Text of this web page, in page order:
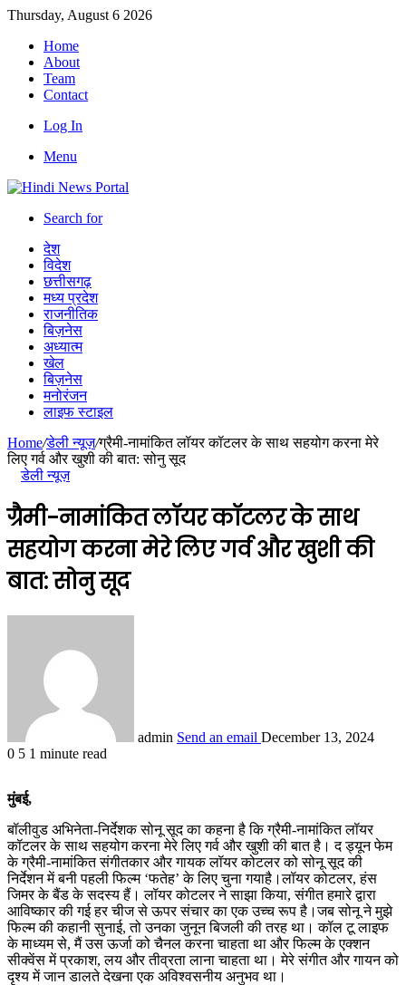
Thursday, August 6 2026
Home
About
Team
Contact
Log In
Menu
Search for
देश
विदेश
छत्तीसगढ़
मध्य प्रदेश
राजनीतिक
बिज़नेस
अध्यात्म
खेल
बिज़नेस
मनोरंजन
लाइफ स्टाइल
Home/डेली न्यूज़/ग्रैमी-नामांकित लॉयर कॉटलर के साथ सहयोग करना मेरे
लिए गर्व और खुशी की बात: सोनु सूद
डेली न्यूज़
ग्रैमी-नामांकित लॉयर कॉटलर के साथ
सहयोग करना मेरे लिए गर्व और खुशी की
बात: सोनु सूद
admin Send an email December 13, 2024
0 5 1 minute read
मुंबई,
बॉलीवुड अभिनेता-निर्देशक सोनू सूद का कहना है कि ग्रैमी-नामांकित लॉयर
कॉटलर के साथ सहयोग करना मेरे लिए गर्व और खुशी की बात है। द ड्यून फेम
के ग्रैमी-नामांकित संगीतकार और गायक लॉयर कोटलर को सोनू सूद की
निर्देशन में बनी पहली फिल्म ‘फतेह’ के लिए चुना गयाहै।लॉयर कोटलर, हंस
जिमर के बैंड के सदस्य हैं। लॉयर कोटलर ने साझा किया, संगीत हमारे द्वारा
आविष्कार की गई हर चीज से ऊपर संचार का एक उच्च रूप है।जब सोनू ने मुझे
फिल्म की कहानी सुनाई, तो उनका जुनून बिजली की तरह था। कॉल टू लाइफ
के माध्यम से, मैं उस ऊर्जा को चैनल करना चाहता था और फिल्म के एक्शन
सीक्वेंस में प्रकाश, लय और तीव्रता लाना चाहता था। मेरे संगीत और गायन को
दृश्य में जान डालते देखना एक अविश्वसनीय अनुभव था।